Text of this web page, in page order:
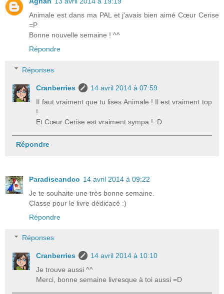
Animale est dans ma PAL et j'avais bien aimé Cœur Cerise
=P
Bonne nouvelle semaine ! ^^
Répondre
Réponses
Cranberries
14 avril 2014 à 07:59
Il faut vraiment que tu lises Animale ! Il est vraiment top
!
Et Cœur Cerise est vraiment sympa ! :D
Répondre
Paradiseandco 14 avril 2014 à 09:22
Je te souhaite une très bonne semaine.
Classe pour le livre dédicacé :)
Répondre
Réponses
Cranberries
14 avril 2014 à 10:10
Je trouve aussi ^^
Merci, bonne semaine livresque à toi aussi =D